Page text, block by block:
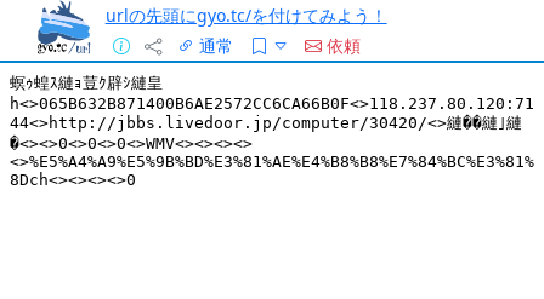
urlの先頭にgyo.tc/を付けてみよう！
通常
依頼